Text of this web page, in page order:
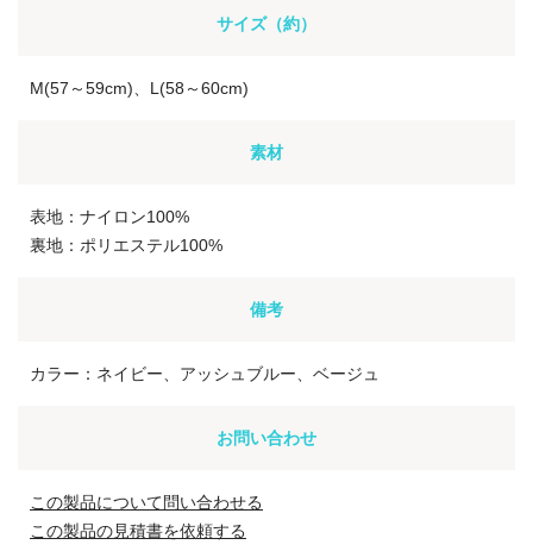
サイズ（約）
M(57～59cm)、L(58～60cm)
素材
表地：ナイロン100%
裏地：ポリエステル100%
備考
カラー：ネイビー、アッシュブルー、ベージュ
お問い合わせ
この製品について問い合わせる
この製品の見積書を依頼する